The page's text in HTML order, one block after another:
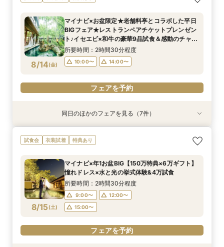
8/13(木)
ケット付◆光と緑のチャペル×和牛ミシュラン試
所要時間：2時間30分程度
10:00〜 14:00〜
フェアを予約
8/13(木)
ビの雲丹味噌焼きやバスクチーズケーキ等を含む
ペアチケット付★光のチャペル体験＆最新ドレス
見学＆見積もり相談会
所要時間：2時間30分程度
10:00〜 14:00〜
フェアを予約
8/13(木)
からご相談まで◎
10:00〜 14:00〜
フェアを予約
8/13(木)
69万円~】ワンフロア貸切でプライベート感◎！
少人数プラン相談会
所要時間：2時間30分程度
10:00〜 14:00〜
フェアを予約
8/13(木)
が合わない共働きカップルへ】時短でできる90
ク相談会
所要時間：1時間30分程度
10:00〜 14:00〜
フェアを予約
8/13(木)
ストランペアチケット付\無料3万円相当のフル
チャペル＆会場＆ドレス見学
所要時間：2時間30分程度
10:00〜 14:00〜
フェアを予約
8/13(木)
×見積もり相談 #日程・人数未定の相談も歓迎!
11:30〜 15:30〜
フェアを予約
8/14(金)
マイナビ×お盆限定★老舗料亭とコラボした平日
BIGフェア★レストランペアチケットプレンゼン
ト♪イセエビ×和牛の豪華9品試食＆感動のチャペ
ル入場×最旬のドレス見学【料理や装花等最大
120万特典付き】
所要時間：2時間30分程度
10:00〜 14:00〜
フェアを予約
衣装試着 特典あり
8/14(金)
AM来館限定★マイナビ6万ギフト&レストランチ
ケット付◆光と緑のチャペル×和牛ミシュラン試
所要時間：2時間30分程度
フェアを予約
衣装試着 特典あり
8/14(金)
マイナビ限定【料理重視の方へ】近江牛やイセエ
ビの雲丹味噌焼きやバスクチーズケーキ等を含む
ペアチケット付★光のチャペル体験＆最新ドレス
見学＆見積もり相談会
所要時間：2時間30分程度
フェアを予約
衣装試着 特典あり
8/14(金)
《親御様限定フェア》お子様の代わりに会場見学
からご相談まで◎
10:00〜 14:00〜
フェアを予約
衣装試着 特典あり
8/14(金)
少人数婚を検討の方へ!【6名様から適用可 10名
69万円~】ワンフロア貸切でプライベート感◎！
少人数プラン相談会
所要時間：2時間30分程度
フェアを予約
衣装試着 特典あり
8/14(金)
来館時のタクシー代プレゼント！【なかなか時間
が合わない共働きカップルへ】時短でできる90
ク相談会
所要時間：1時間30分程度
フェアを予約
衣装試着 特典あり
8/14(金)
マイナビ限定【初めて見学にぴったり!】3万円レ
ストランペアチケット付\無料3万円相当のフル
チャペル＆会場＆ドレス見学
所要時間：2時間30分程度
フェアを予約
衣装試着 特典あり
8/14(金)
【自宅で安心◎フェア参加】オンライン会場見学
×見積もり相談 #日程・人数未定の相談も歓迎!
11:30〜 15:30〜
フェアを予約
同日のほかのフェアを見る（7件）
試食会 衣装試着 特典あり
8/15(土)
マイナビ×年1お盆BIG【150万特典×6万ギフト】
憧れドレス×水と光の挙式体験&4万試食
所要時間：2時間30分程度
9:00〜
12:00〜
15:00〜
フェアを予約